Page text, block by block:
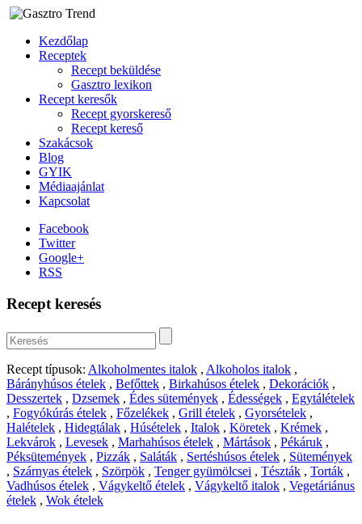
Kezdőlap
Receptek
Recept beküldése
Gasztro lexikon
Recept keresők
Recept gyorskereső
Recept kereső
Szakácsok
Blog
GYIK
Médiaajánlat
Kapcsolat
Facebook
Twitter
Google+
RSS
Recept keresés
Recept típusok: Alkoholmentes italok , Alkoholos italok ,
Bárányhúsos ételek , Befőttek , Birkahúsos ételek , Dekorációk ,
Desszertek , Dzsemek , Édes sütemények , Édességek , Egytálételek
, Fogyókúrás ételek , Főzelékek , Grill ételek , Gyorsételek ,
Halételek , Hidegtálak , Húsételek , Italok , Köretek , Krémek ,
Lekvárok , Levesek , Marhahúsos ételek , Mártások , Pékáruk ,
Péksütemények , Pizzák , Saláták , Sertéshúsos ételek , Sütemények
, Szárnyas ételek , Szörpök , Tenger gyümölcsei , Tészták , Torták ,
Vadhúsos ételek , Vágykeltő ételek , Vágykeltő italok , Vegetáriánus
ételek , Wok ételek